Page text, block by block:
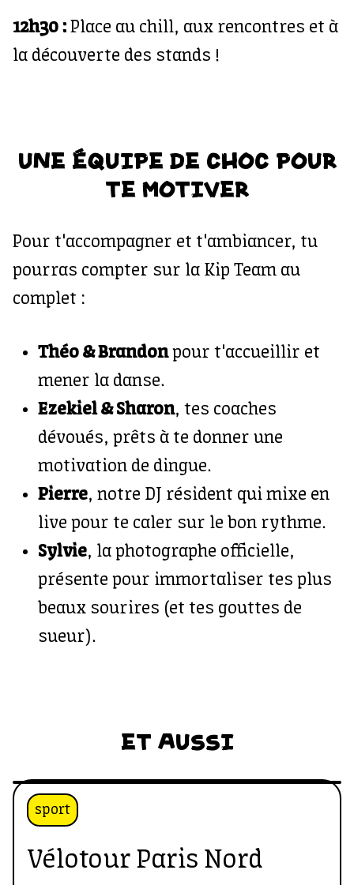
12h30 : Place au chill, aux rencontres et à
la découverte des stands !
UNE ÉQUIPE DE CHOC POUR
TE MOTIVER
Pour t'accompagner et t'ambiancer, tu
pourras compter sur la Kip Team au
complet :
Théo & Brandonpour t'accueillir et
mener la danse.
Ezekiel & Sharon, tes coaches
dévoués, prêts à te donner une
motivation de dingue.
Pierre, notre DJ résident qui mixe en
live pour te caler sur le bon rythme.
Sylvie, la photographe officielle,
présente pour immortaliser tes plus
beaux sourires (et tes gouttes de
sueur).
ET AUSSI
sport
Vélotour Paris Nord